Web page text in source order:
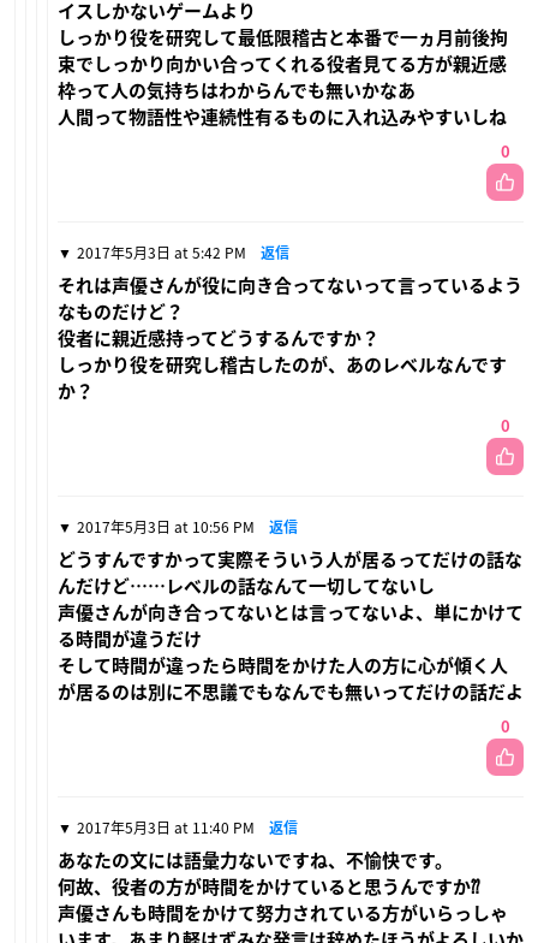
イスしかないゲームより
しっかり役を研究して最低限稽古と本番で一ヵ月前後拘
束でしっかり向かい合ってくれる役者見てる方が親近感
枠って人の気持ちはわからんでも無いかなあ
人間って物語性や連続性有るものに入れ込みやすいしね
0
2017年5月3日 at 5:42 PM 返信
それは声優さんが役に向き合ってないって言っているよう
なものだけど？
役者に親近感持ってどうするんですか？
しっかり役を研究し稽古したのが、あのレベルなんです
か？
0
2017年5月3日 at 10:56 PM 返信
どうすんですかって実際そういう人が居るってだけの話な
んだけど……レベルの話なんて一切してないし
声優さんが向き合ってないとは言ってないよ、単にかけて
る時間が違うだけ
そして時間が違ったら時間をかけた人の方に心が傾く人
が居るのは別に不思議でもなんでも無いってだけの話だよ
0
2017年5月3日 at 11:40 PM 返信
あなたの文には語彙力ないですね、不愉快です。
何故、役者の方が時間をかけていると思うんですか⁇
声優さんも時間をかけて努力されている方がいらっしゃ